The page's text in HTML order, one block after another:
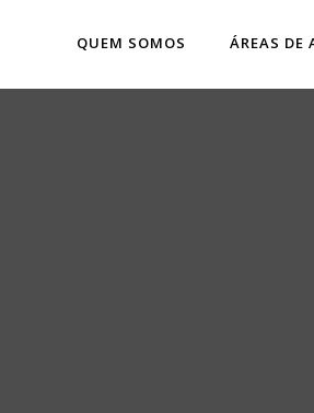
QUEM SOMOS ÁREAS DE